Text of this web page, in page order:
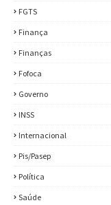
FGTS
Finança
Finanças
Fofoca
Governo
INSS
Internacional
Pis/Pasep
Política
Saúde